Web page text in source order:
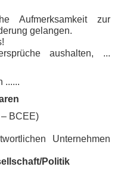
Aufmerksamkeit zur
gelangen.
aushalten, ...
......
BCEE)
Unternehmen
Politik